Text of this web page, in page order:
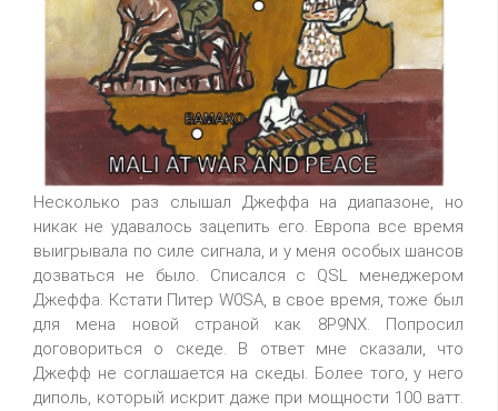
Несколько раз слышал Джеффа на диапазоне, но
никак не удавалось зацепить его. Европа все время
выигрывала по силе сигнала, и у меня особых шансов
дозваться не было. Списался с QSL менеджером
Джеффа. Кстати Питер W0SA, в свое время, тоже был
для мена новой страной как 8P9NX. Попросил
договориться о скеде. В ответ мне сказали, что
Джефф не соглашается на скеды. Более того, у него
диполь, который искрит даже при мощности 100 ватт.